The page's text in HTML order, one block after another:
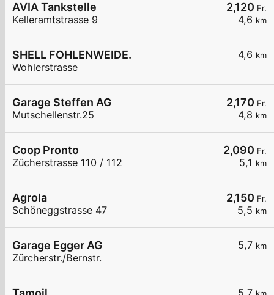
2,120 Fr.
4,6 km
AVIA Tankstelle
Kelleramtstrasse 9
4,6 km
SHELL FOHLENWEIDE.
Wohlerstrasse
2,170 Fr.
4,8 km
Garage Steffen AG
Mutschellenstr.25
2,090 Fr.
5,1 km
Coop Pronto
Zücherstrasse 110 / 112
2,150 Fr.
5,5 km
Agrola
Schöneggstrasse 47
5,7 km
Garage Egger AG
Zürcherstr./Bernstr.